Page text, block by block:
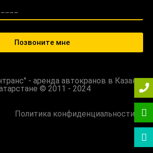
Позвоните мне
- аренда автокранов в Казани и
© 2011 - 2024
Политика конфиденциальности